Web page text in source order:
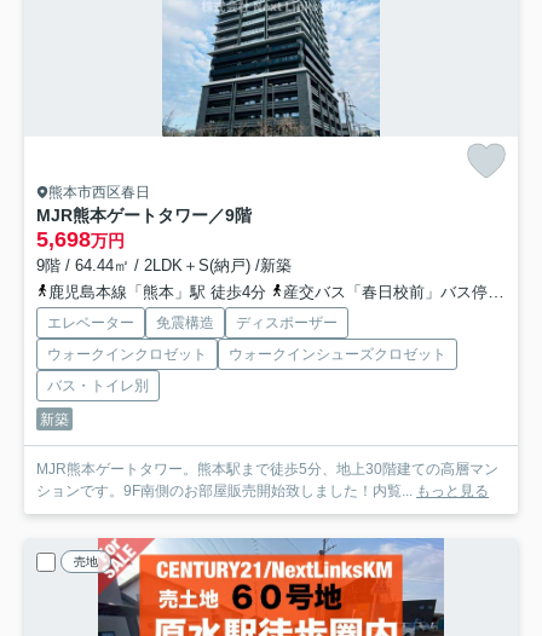
熊本市西区春日
MJR熊本ゲートタワー／9階
5,698万円
9階 / 64.44㎡ / 2LDK＋S(納戸) /新築
鹿児島本線「熊本」駅 徒歩4分
産交バス「春日校前」バス停下車 徒歩4分
エレベーター 免震構造
ディスポーザー
ウォークインクロゼット
ウォークインシューズクロゼット
バス・トイレ別
新築
MJR熊本ゲートタワー。熊本駅まで徒歩5分、地上30階建ての高層マン
ションです。9F南側のお部屋販売開始致しました！内覧... もっと見る
売地